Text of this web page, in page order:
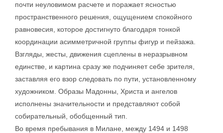
почти неуловимом расчете и поражает ясностью
пространственного решения, ощущением спокойного
равновесия, которое достигнуто благодаря тонкой
координации асимметричной группы фигур и пейзажа.
Взгляды, жесты, движения сцеплены в неразрывном
единстве, и картина сразу же подчиняет себе зрителя,
заставляя его взор следовать по пути, установленному
художником. Образы Мадонны, Христа и ангелов
исполнены значительности и представляют собой
собирательный, обобщенный тип.
Во время пребывания в Милане, между 1494 и 1498